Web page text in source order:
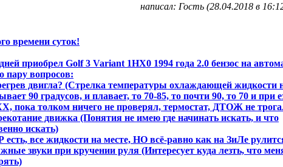
написал: Гость (28.04.2018 в
времени суток!
приобрел Golf 3 Variant 1НХ0 1994 года 2.0 бензос на
пару вопросов:
двигла? (Стрелка температуры охлаждающей жидкости
90 градусов, и плавает, то 70-85, то почти 90, то 70 и при
пока толком ничего не проверял, термостат, ДТОЖ не
движка (Понятия не имею где начинать искать, и что
искать)
есть, все жидкости на месте, НО всё-равно как на ЗиЛе
звуки при кручении руля (Интересует куда лезть, что